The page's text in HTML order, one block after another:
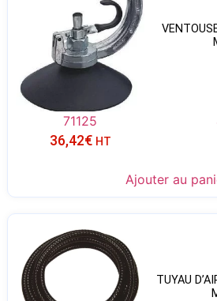
71125
36,42€ HT
Ajouter au
TUYAU